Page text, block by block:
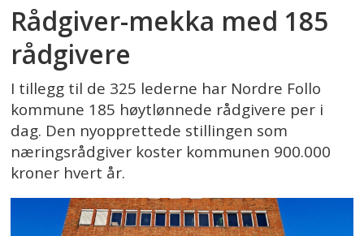
Rådgiver-mekka med 185
rådgivere
I tillegg til de 325 lederne har Nordre Follo
kommune 185 høytlønnede rådgivere per i
dag. Den nyopprettede stillingen som
næringsrådgiver koster kommunen 900.000
kroner hvert år.